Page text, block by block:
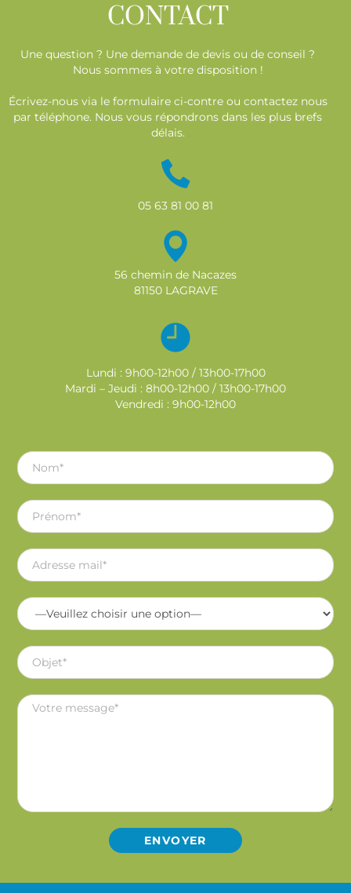
CONTACT
Une question ? Une demande de devis ou de conseil ?
Nous sommes à votre disposition !
Écrivez-nous via le formulaire ci-contre ou contactez nous
par téléphone. Nous vous répondrons dans les plus brefs
délais.
05 63 81 00 81
56 chemin de Nacazes
81150 LAGRAVE
Lundi : 9h00-12h00 / 13h00-17h00
Mardi – Jeudi : 8h00-12h00 / 13h00-17h00
Vendredi : 9h00-12h00